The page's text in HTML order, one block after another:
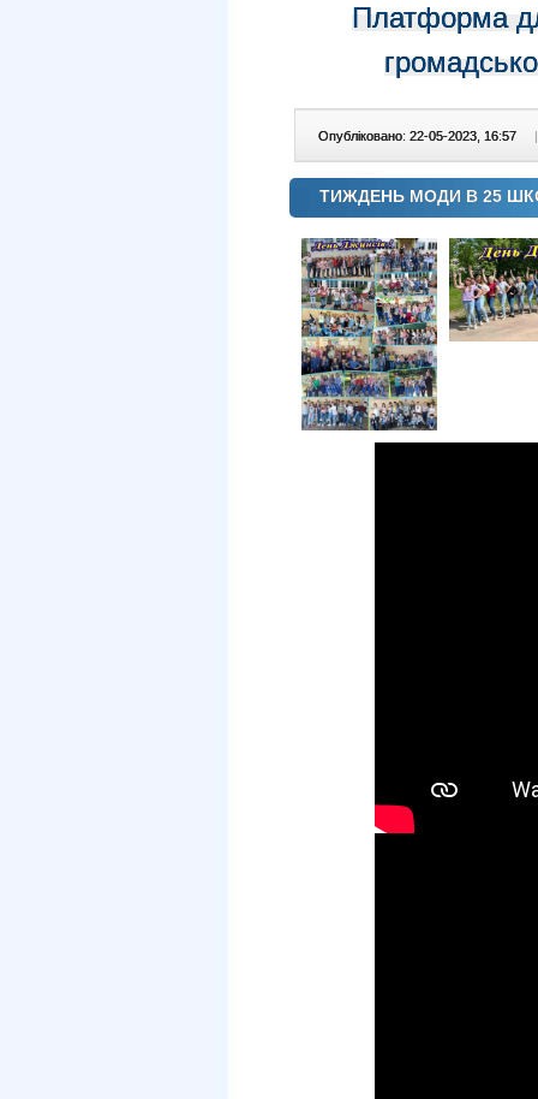
Платформа
Опубліковано: 22-05-2023, 16:57 |
ТИЖДЕНЬ МОДИ В 25